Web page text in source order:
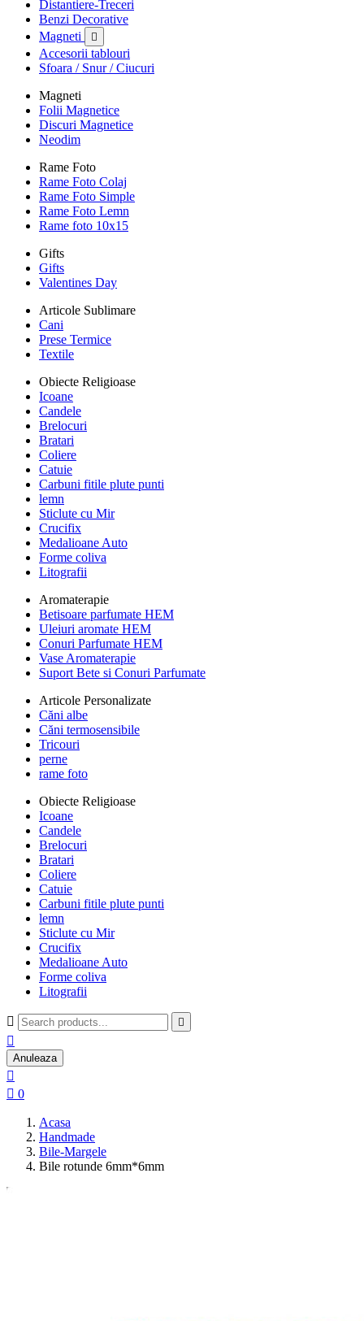
Distantiere-Treceri
Benzi Decorative
Magneti

Accesorii tablouri
Sfoara / Snur / Ciucuri
Magneti
Folii Magnetice
Discuri Magnetice
Neodim
Rame Foto
Rame Foto Colaj
Rame Foto Simple
Rame Foto Lemn
Rame foto 10x15
Gifts
Gifts
Valentines Day
Articole Sublimare
Cani
Prese Termice
Textile
Obiecte Religioase
Icoane
Candele
Brelocuri
Bratari
Coliere
Catuie
Carbuni fitile plute punti
lemn
Sticlute cu Mir
Crucifix
Medalioane Auto
Forme coliva
Litografii
Aromaterapie
Betisoare parfumate HEM
Uleiuri aromate HEM
Conuri Parfumate HEM
Vase Aromaterapie
Suport Bete si Conuri Parfumate
Articole Personalizate
Căni albe
Căni termosensibile
Tricouri
perne
rame foto
Obiecte Religioase
Icoane
Candele
Brelocuri
Bratari
Coliere
Catuie
Carbuni fitile plute punti
lemn
Sticlute cu Mir
Crucifix
Medalioane Auto
Forme coliva
Litografii
 

Anuleaza

 0
Acasa
Handmade
Bile-Margele
Bile rotunde 6mm*6mm